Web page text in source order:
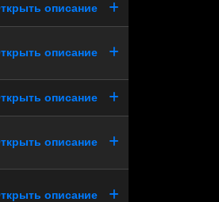
описание
описание
описание
описание
описание